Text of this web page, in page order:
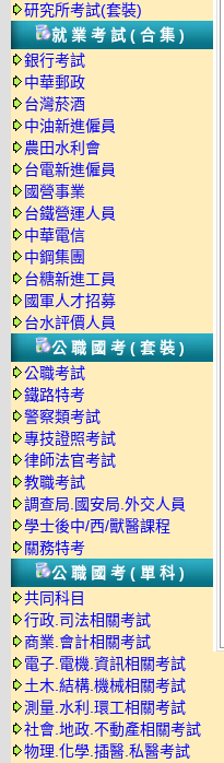
研究所考試(套裝)
就業考試(合集)
銀行考試
中華郵政
台灣菸酒
中油新進僱員
農田水利會
台電新進僱員
國營事業
台鐵營運人員
中華電信
中鋼集團
台糖新進工員
國軍人才招募
台水評價人員
公職國考(套裝)
公職考試
鐵路特考
警察類考試
專技證照考試
律師法官考試
教職考試
調查局.國安局.外交人員
學士後中/西/獸醫課程
關務特考
公職國考(單科)
共同科目
行政.司法相關考試
商業.會計相關考試
電子.電機.資訊相關考試
土木.結構.機械相關考試
測量.水利.環工相關考試
社會.地政.不動產相關考試
物理.化學.插醫.私醫考試